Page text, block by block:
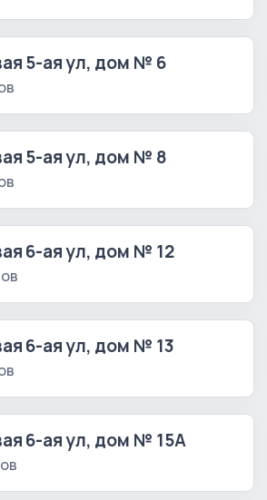
5-ая ул, дом № 6
5-ая ул, дом № 8
6-ая ул, дом № 12
6-ая ул, дом № 13
6-ая ул, дом № 15А